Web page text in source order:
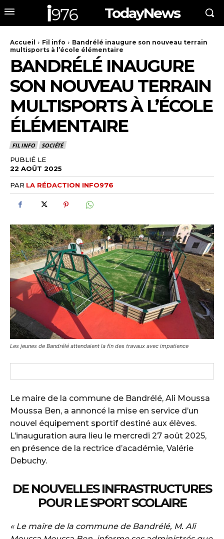
TodayNews
Accueil Fil info
Bandrélé inaugure son nouveau terrain
multisports à l’école élémentaire
BANDRÉLÉ INAUGURE
SON NOUVEAU TERRAIN
MULTISPORTS À L’ÉCOLE
ÉLÉMENTAIRE
FIL INFO SOCIÉTÉ
PUBLIÉ LE
22 AOÛT 2025
PAR LA RÉDACTION INFO976
Les jeunes de Bandrélé attendaient la fin des travaux avec impatience
Le maire de la commune de Bandrélé, Ali Moussa
Moussa Ben, a annoncé la mise en service d’un
nouvel équipement sportif destiné aux élèves.
L’inauguration aura lieu le mercredi 27 août 2025,
en présence de la rectrice d’académie, Valérie
Debuchy.
DE NOUVELLES INFRASTRUCTURES
POUR LE SPORT SCOLAIRE
« Le maire de la commune de Bandrélé, M. Ali